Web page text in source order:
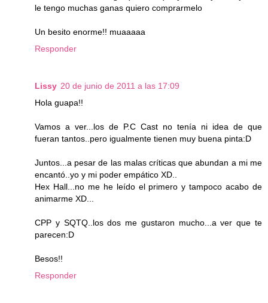
le tengo muchas ganas quiero comprarmelo
Un besito enorme!! muaaaaa
Responder
Lissy 20 de junio de 2011 a las 17:09
Hola guapa!!
Vamos a ver...los de P.C Cast no tenía ni idea de que
fueran tantos..pero igualmente tienen muy buena pinta:D
Juntos...a pesar de las malas críticas que abundan a mi me
encantó..yo y mi poder empático XD..
Hex Hall...no me he leído el primero y tampoco acabo de
animarme XD...
CPP y SQTQ..los dos me gustaron mucho...a ver que te
parecen:D
Besos!!
Responder